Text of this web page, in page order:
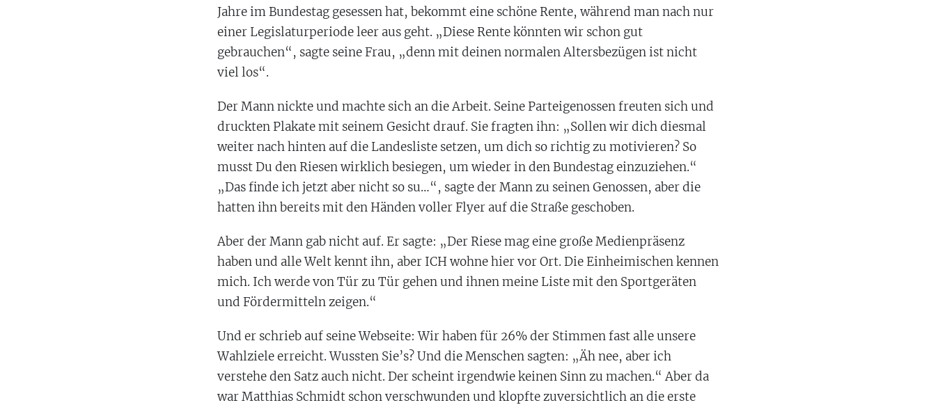
Jahre im Bundestag gesessen hat, bekommt eine schöne Rente, während man nach nur
einer Legislaturperiode leer aus geht. „Diese Rente könnten wir schon gut
gebrauchen“, sagte seine Frau, „denn mit deinen normalen Altersbezügen ist nicht
viel los“.
Der Mann nickte und machte sich an die Arbeit. Seine Parteigenossen freuten sich und
druckten Plakate mit seinem Gesicht drauf. Sie fragten ihn: „Sollen wir dich diesmal
weiter nach hinten auf die Landesliste setzen, um dich so richtig zu motivieren? So
musst Du den Riesen wirklich besiegen, um wieder in den Bundestag einzuziehen.“
„Das finde ich jetzt aber nicht so su…“, sagte der Mann zu seinen Genossen, aber die
hatten ihn bereits mit den Händen voller Flyer auf die Straße geschoben.
Aber der Mann gab nicht auf. Er sagte: „Der Riese mag eine große Medienpräsenz
haben und alle Welt kennt ihn, aber ICH wohne hier vor Ort. Die Einheimischen kennen
mich. Ich werde von Tür zu Tür gehen und ihnen meine Liste mit den Sportgeräten
und Fördermitteln zeigen.“
Und er schrieb auf seine Webseite: Wir haben für 26% der Stimmen fast alle unsere
Wahlziele erreicht. Wussten Sie’s? Und die Menschen sagten: „Äh nee, aber ich
verstehe den Satz auch nicht. Der scheint irgendwie keinen Sinn zu machen.“ Aber da
war Matthias Schmidt schon verschwunden und klopfte zuversichtlich an die erste